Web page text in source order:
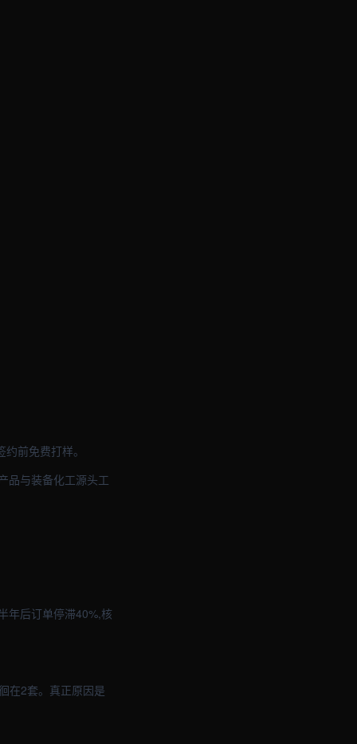
前免费打样。
品与装备化工源头工
年后订单停滞40%,核
在2套。真正原因是